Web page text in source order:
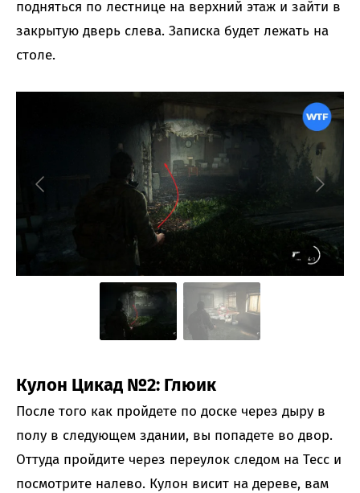
подняться по лестнице на верхний этаж и зайти в
закрытую дверь слева. Записка будет лежать на
столе.
Кулон Цикад №2: Глюик
После того как пройдете по доске через дыру в
полу в следующем здании, вы попадете во двор.
Оттуда пройдите через переулок следом на Тесс и
посмотрите налево. Кулон висит на дереве, вам